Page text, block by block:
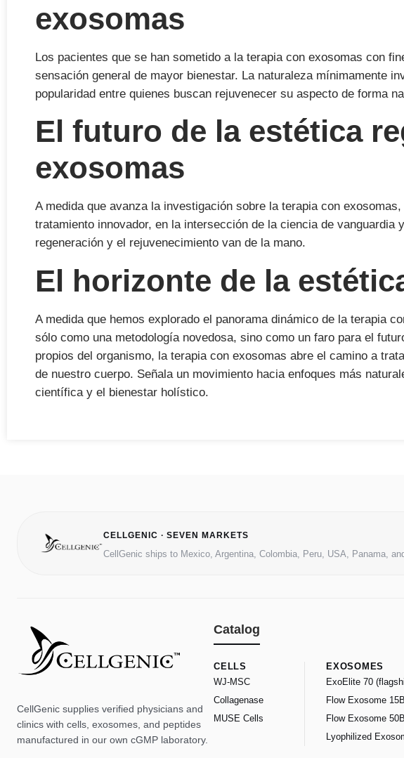
exosomas
Los pacientes que se han sometido a la terapia con exosomas con
sensación general de mayor bienestar. La naturaleza mínimamente
popularidad entre quienes buscan rejuvenecer su aspecto de forma
El futuro de la estética
exosomas
A medida que avanza la investigación sobre la terapia con
tratamiento innovador, en la intersección de la ciencia de
regeneración y el rejuvenecimiento van de la mano.
El horizonte de la
A medida que hemos explorado el panorama dinámico de la terapia
sólo como una metodología novedosa, sino como un faro para el
propios del organismo, la terapia con exosomas abre el camino a
de nuestro cuerpo. Señala un movimiento hacia enfoques más
científica y el bienestar holístico.
CELLGENIC · SEVEN MARKETS
CellGenic ships to Mexico, Argentina, Colombia, Peru, USA, Panama,
CellGenic supplies verified physicians and
clinics with cells, exosomes, and peptides
manufactured in our own cGMP laboratory.
Catalog
CELLS
WJ-MSC
Collagenase
MUSE Cells
EXOSOMES
ExoElite 70
Flow Exosome 15B
Flow Exosome 50B
Lyophilized